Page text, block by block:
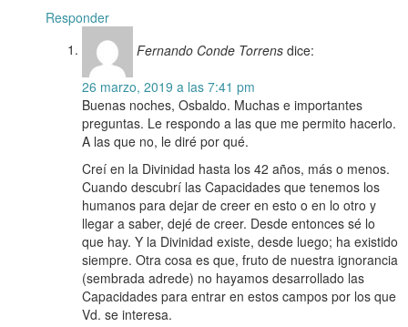
Responder
Fernando Conde Torrens dice:
26 marzo, 2019 a las 7:41 pm
Buenas noches, Osbaldo. Muchas e importantes
preguntas. Le respondo a las que me permito hacerlo.
A las que no, le diré por qué.
Creí en la Divinidad hasta los 42 años, más o menos.
Cuando descubrí las Capacidades que tenemos los
humanos para dejar de creer en esto o en lo otro y
llegar a saber, dejé de creer. Desde entonces sé lo
que hay. Y la Divinidad existe, desde luego; ha existido
siempre. Otra cosa es que, fruto de nuestra ignorancia
(sembrada adrede) no hayamos desarrollado las
Capacidades para entrar en estos campos por los que
Vd. se interesa.